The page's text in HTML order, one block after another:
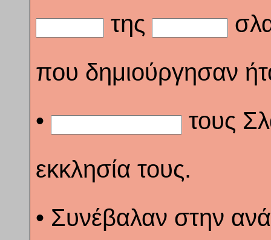
της
που δημιούργησαν
•
τους
εκκλησία τους.
• Συνέβαλαν στην